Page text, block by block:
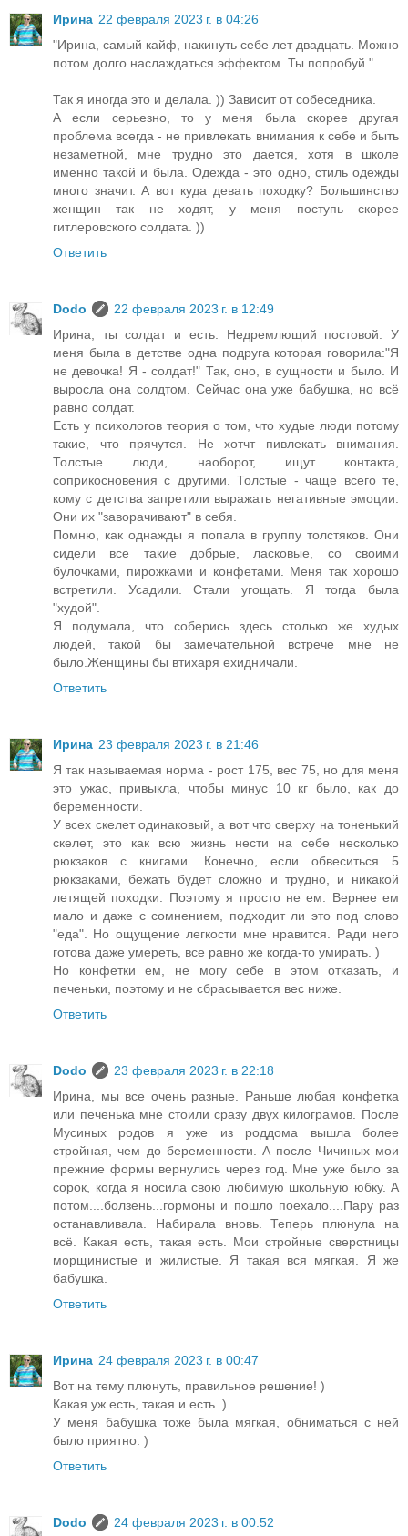
Ирина 22 февраля 2023 г. в 04:26
"Ирина, самый кайф, накинуть себе лет двадцать. Можно
потом долго наслаждаться эффектом. Ты попробуй."
Так я иногда это и делала. )) Зависит от собеседника.
А если серьезно, то у меня была скорее другая
проблема всегда - не привлекать внимания к себе и быть
незаметной, мне трудно это дается, хотя в школе
именно такой и была. Одежда - это одно, стиль одежды
много значит. А вот куда девать походку? Большинство
женщин так не ходят, у меня поступь скорее
гитлеровского солдата. ))
Ответить
Dodo
22 февраля 2023 г. в 12:49
Ирина, ты солдат и есть. Недремлющий постовой. У
меня была в детстве одна подруга которая говорила:"Я
не девочка! Я - солдат!" Так, оно, в сущности и было. И
выросла она солдтом. Сейчас она уже бабушка, но всё
равно солдат.
Есть у психологов теория о том, что худые люди потому
такие, что прячутся. Не хотчт пивлекать внимания.
Толстые люди, наоборот, ищут контакта,
соприкосновения с другими. Толстые - чаще всего те,
кому с детства запретили выражать негативные эмоции.
Они их "заворачивают" в себя.
Помню, как однажды я попала в группу толстяков. Они
сидели все такие добрые, ласковые, со своими
булочками, пирожками и конфетами. Меня так хорошо
встретили. Усадили. Стали угощать. Я тогда была
"худой".
Я подумала, что соберись здесь столько же худых
людей, такой бы замечательной встрече мне не
было.Женщины бы втихаря ехидничали.
Ответить
Ирина 23 февраля 2023 г. в 21:46
Я так называемая норма - рост 175, вес 75, но для меня
это ужас, привыкла, чтобы минус 10 кг было, как до
беременности.
У всех скелет одинаковый, а вот что сверху на тоненький
скелет, это как всю жизнь нести на себе несколько
рюкзаков с книгами. Конечно, если обвеситься 5
рюкзаками, бежать будет сложно и трудно, и никакой
летящей походки. Поэтому я просто не ем. Вернее ем
мало и даже с сомнением, подходит ли это под слово
"еда". Но ощущение легкости мне нравится. Ради него
готова даже умереть, все равно же когда-то умирать. )
Но конфетки ем, не могу себе в этом отказать, и
печеньки, поэтому и не сбрасывается вес ниже.
Ответить
Dodo
23 февраля 2023 г. в 22:18
Ирина, мы все очень разные. Раньше любая конфетка
или печенька мне стоили сразу двух килограмов. После
Мусиных родов я уже из роддома вышла более
стройная, чем до беременности. А после Чичиных мои
прежние формы вернулись через год. Мне уже было за
сорок, когда я носила свою любимую школьную юбку. А
потом....болзень...гормоны и пошло поехало....Пару раз
останавливала. Набирала вновь. Теперь плюнула на
всё. Какая есть, такая есть. Мои стройные сверстницы
морщинистые и жилистые. Я такая вся мягкая. Я же
бабушка.
Ответить
Ирина 24 февраля 2023 г. в 00:47
Вот на тему плюнуть, правильное решение! )
Какая уж есть, такая и есть. )
У меня бабушка тоже была мягкая, обниматься с ней
было приятно. )
Ответить
Dodo
24 февраля 2023 г. в 00:52